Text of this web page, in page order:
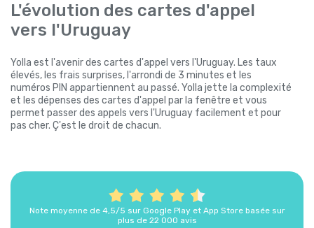
L'évolution des cartes d'appel
vers l'Uruguay
Yolla est l'avenir des cartes d'appel vers l'Uruguay. Les taux
élevés, les frais surprises, l'arrondi de 3 minutes et les
numéros PIN appartiennent au passé. Yolla jette la complexité
et les dépenses des cartes d'appel par la fenêtre et vous
permet passer des appels vers l'Uruguay facilement et pour
pas cher. Ç'est le droit de chacun.
Note moyenne de 4,5/5 sur Google Play et App Store basée sur
plus de 22 000 avis